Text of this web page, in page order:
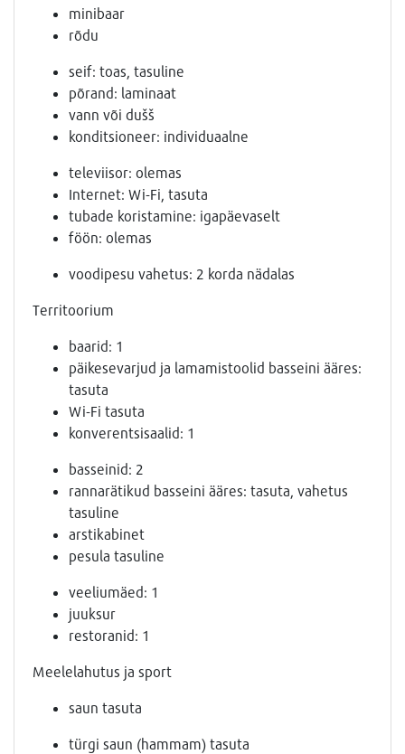
minibaar
rõdu
seif: toas, tasuline
põrand: laminaat
vann või dušš
konditsioneer: individuaalne
televiisor: olemas
Internet: Wi-Fi, tasuta
tubade koristamine: igapäevaselt
föön: olemas
voodipesu vahetus: 2 korda nädalas
Territoorium
baarid: 1
päikesevarjud ja lamamistoolid basseini ääres:
tasuta
Wi-Fi tasuta
konverentsisaalid: 1
basseinid: 2
rannarätikud basseini ääres: tasuta, vahetus
tasuline
arstikabinet
pesula tasuline
veeliumäed: 1
juuksur
restoranid: 1
Meelelahutus ja sport
saun tasuta
türgi saun (hammam) tasuta